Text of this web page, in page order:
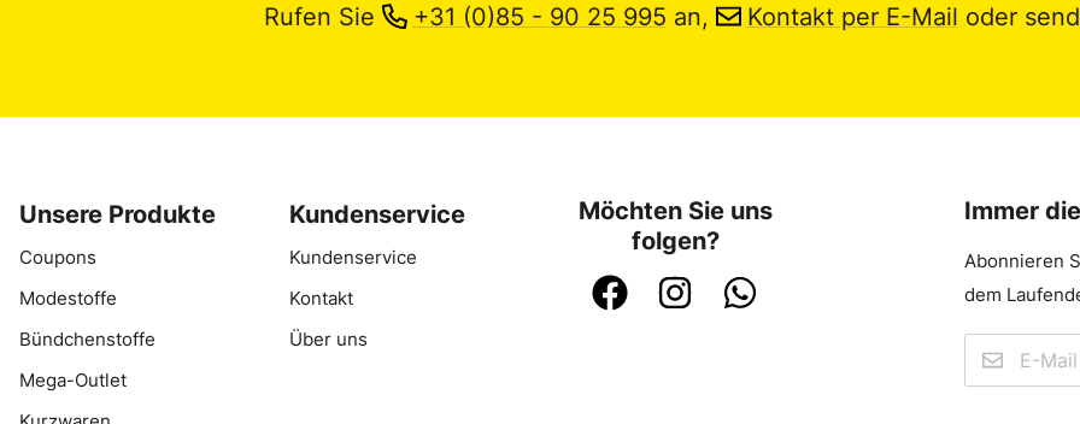
Rufen Sie
+31 (0)85 - 90 25 995 an, Kontakt per E-Mail oder
Unsere Produkte
Coupons
Modestoffe
Bündchenstoffe
Mega-Outlet
Kundenservice
Kundenservice
Kontakt
Über uns
Möchten Sie uns
folgen?
Immer
Abonnieren
dem